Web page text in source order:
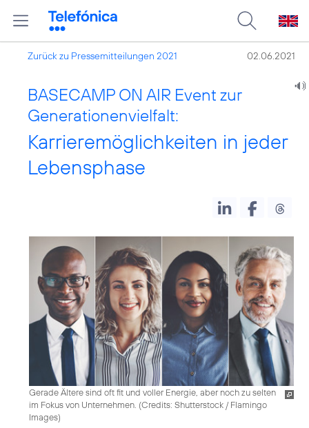
Zurück zu Pressemitteilungen 2021 02.06.2021
BASECAMP ON AIR Event zur
Generationenvielfalt:
Karrieremöglichkeiten in jeder
Lebensphase
Gerade Ältere sind oft fit und voller Energie, aber noch zu selten
im Fokus von Unternehmen. (Credits: Shutterstock / Flamingo
Images)